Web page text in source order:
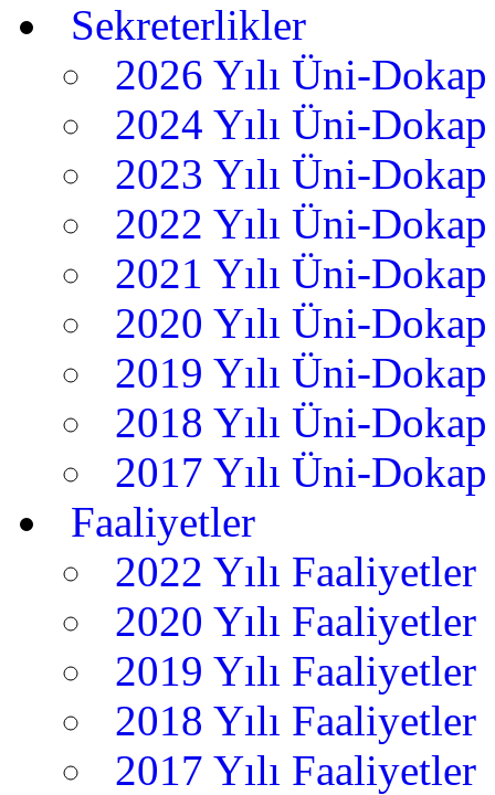
Sekreterlikler
2026 Yılı Üni-
2024 Yılı Üni-
2023 Yılı Üni-
2022 Yılı Üni-
2021 Yılı Üni-
2020 Yılı Üni-
2019 Yılı Üni-
2018 Yılı Üni-
2017 Yılı Üni-
Faaliyetler
2022 Yılı Faaliyetler
2020 Yılı Faaliyetler
2019 Yılı Faaliyetler
2018 Yılı Faaliyetler
2017 Yılı Faaliyetler